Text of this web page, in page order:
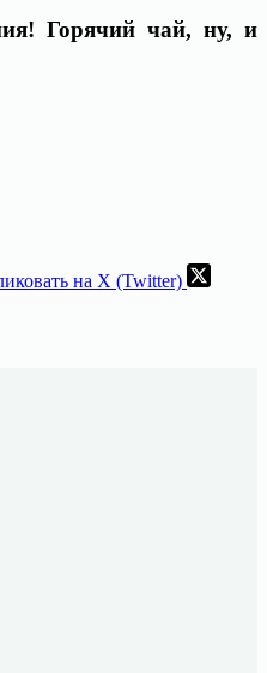
Горячий чай, ну, и
на X (Twitter)